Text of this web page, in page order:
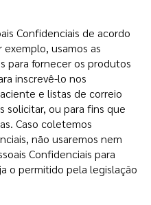
Confidenciais de acordo
usamos as
para fornecer os produtos
inscrevê-lo nos
e listas de correio
solicitar, ou para fins que
Caso coletemos
não usaremos nem
Confidenciais para
o permitido pela legislação